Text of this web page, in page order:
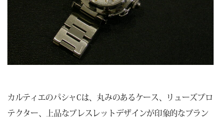
カルティエのパシャCは、丸みのあるケース、リューズプロ
テクター、上品なブレスレットデザインが印象的なブラン